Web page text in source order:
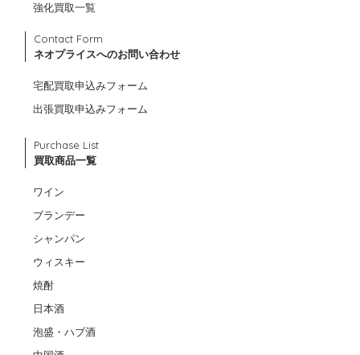
強化買取一覧
Contact Form
ネオプライスへのお問い合わせ
宅配買取申込みフォーム
出張買取申込みフォーム
Purchase List
買取商品一覧
ワイン
ブランデー
シャンパン
ウィスキー
焼酎
日本酒
泡盛・ハブ酒